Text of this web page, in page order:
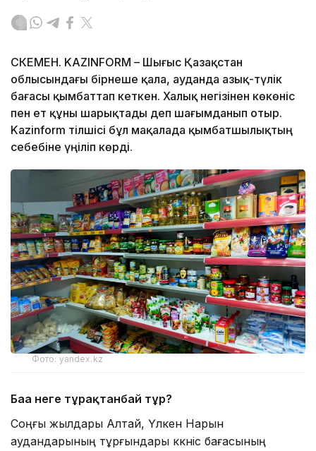
ӨСКЕМЕН. KAZINFORM – Шығыс Қазақстан
облысындағы бірнеше қала, ауданда азық-түлік
бағасы қымбаттап кеткен. Халық негізінен көкөніс
пен ет құны шарықтады деп шағымданып отыр.
Kazinform тілшісі бұл мақалада қымбатшылықтың
себебіне үңіліп көрді.
Фото: yandex.kz
Баға неге тұрақтанбай тұр?
Соңғы жылдары Алтай, Үлкен Нарын
аудандарының тұрғындары көкөніс бағасының